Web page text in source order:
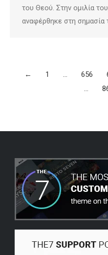
του Θεού. Στην ομιλία
αναφέρθηκε στη σημασία
← 1 656